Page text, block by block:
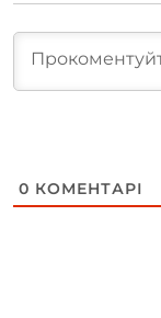
0 КОМЕНТАРІ